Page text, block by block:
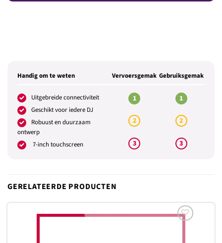
Handig om te weten
Uitgebreide connectiviteit
Geschikt voor iedere DJ
Robuust en duurzaam
ontwerp
7-inch touchscreen
Vervoersgemak
1
2
3
Gebruiksgemak
1
2
3
GERELATEERDE PRODUCTEN